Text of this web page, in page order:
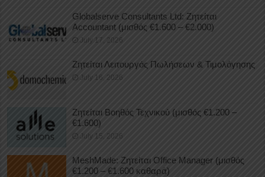
Globalserve Consultants Ltd: Ζητείται
Accountant (μισθός €1.600 – €2.000)
July 17, 2026
Ζητείται Λειτουργός Πωλήσεων & Τιμολόγησης
July 16, 2026
Ζητείται Βοηθός Τεχνικού (μισθός €1.200 –
€1.600)
July 15, 2026
MeshMade: Ζητείται Office Manager (μισθός
€1.200 – €1.600 καθαρά)